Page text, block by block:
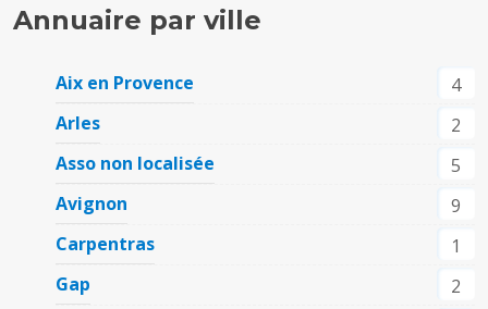
Annuaire par ville
Aix en Provence
4
Arles
2
Asso non localisée
5
Avignon
9
Carpentras
1
Gap
2